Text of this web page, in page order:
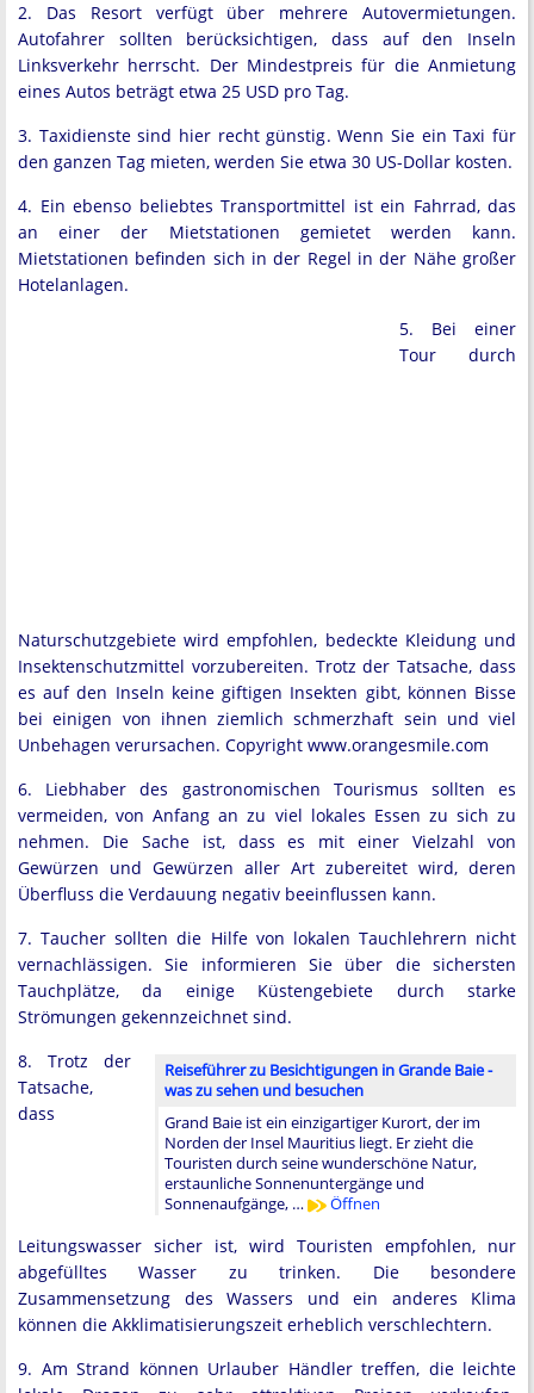
2. Das Resort verfügt über mehrere Autovermietungen.
Autofahrer sollten berücksichtigen, dass auf den Inseln
Linksverkehr herrscht. Der Mindestpreis für die Anmietung
eines Autos beträgt etwa 25 USD pro Tag.
3. Taxidienste sind hier recht günstig. Wenn Sie ein Taxi für
den ganzen Tag mieten, werden Sie etwa 30 US-Dollar kosten.
4. Ein ebenso beliebtes Transportmittel ist ein Fahrrad, das
an einer der Mietstationen gemietet werden kann.
Mietstationen befinden sich in der Regel in der Nähe großer
Hotelanlagen.
5. Bei einer
Tour durch
Naturschutzgebiete wird empfohlen, bedeckte Kleidung und
Insektenschutzmittel vorzubereiten. Trotz der Tatsache, dass
es auf den Inseln keine giftigen Insekten gibt, können Bisse
bei einigen von ihnen ziemlich schmerzhaft sein und viel
Unbehagen verursachen. Copyright www.orangesmile.com
6. Liebhaber des gastronomischen Tourismus sollten es
vermeiden, von Anfang an zu viel lokales Essen zu sich zu
nehmen. Die Sache ist, dass es mit einer Vielzahl von
Gewürzen und Gewürzen aller Art zubereitet wird, deren
Überfluss die Verdauung negativ beeinflussen kann.
7. Taucher sollten die Hilfe von lokalen Tauchlehrern nicht
vernachlässigen. Sie informieren Sie über die sichersten
Tauchplätze, da einige Küstengebiete durch starke
Strömungen gekennzeichnet sind.
Reiseführer zu Besichtigungen in Grande Baie -
was zu sehen und besuchen
Grand Baie ist ein einzigartiger Kurort, der im
Norden der Insel Mauritius liegt. Er zieht die
Touristen durch seine wunderschöne Natur,
erstaunliche Sonnenuntergänge und
Sonnenaufgänge, …
Öffnen
8. Trotz der
Tatsache,
dass
Leitungswasser sicher ist, wird Touristen empfohlen, nur
abgefülltes Wasser zu trinken. Die besondere
Zusammensetzung des Wassers und ein anderes Klima
können die Akklimatisierungszeit erheblich verschlechtern.
9. Am Strand können Urlauber Händler treffen, die leichte